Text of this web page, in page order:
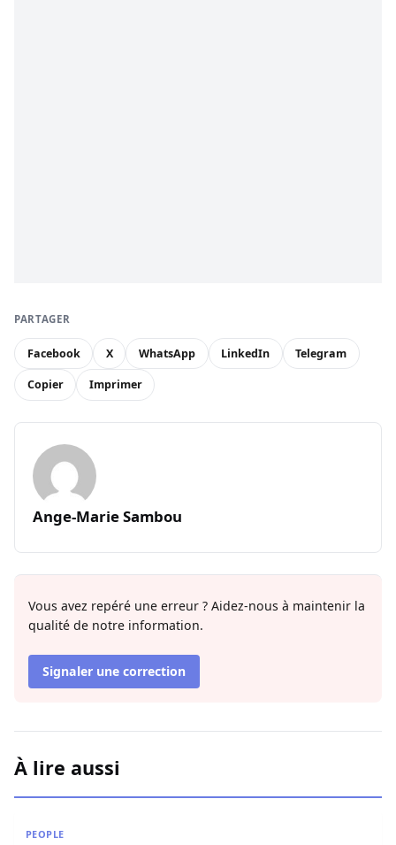
PARTAGER
Facebook X WhatsApp LinkedIn Telegram
Copier Imprimer
Ange-Marie Sambou
Vous avez repéré une erreur ? Aidez-nous à maintenir la
qualité de notre information.
Signaler une correction
À lire aussi
PEOPLE